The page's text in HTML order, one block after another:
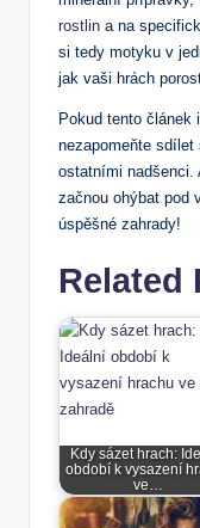
rostlin a na
si tedy motyku v
jak vaši hrách
Pokud tento článek
nezapomeňte
ostatními nadšenci.
začnou ohýbat pod
úspěšné zahrady!
Related
Kdy sázet hrach:
období k vysazení
ve…